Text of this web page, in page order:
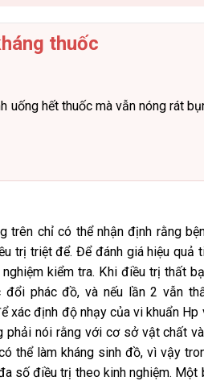
thuốc
uống hết thuốc mà vẫn nóng rát
trên chỉ có thể nhận định rằng
trị triệt để. Để đánh giá hiệu quả
kiểm tra. Khi điều trị thất
phác đồ, và nếu lần 2 vẫn
xác định độ nhạy của vi khuẩn Hp
phải nói rằng với cơ sở vật chất
thể làm kháng sinh đồ, vì vậy
số điều trị theo kinh nghiệm. Một